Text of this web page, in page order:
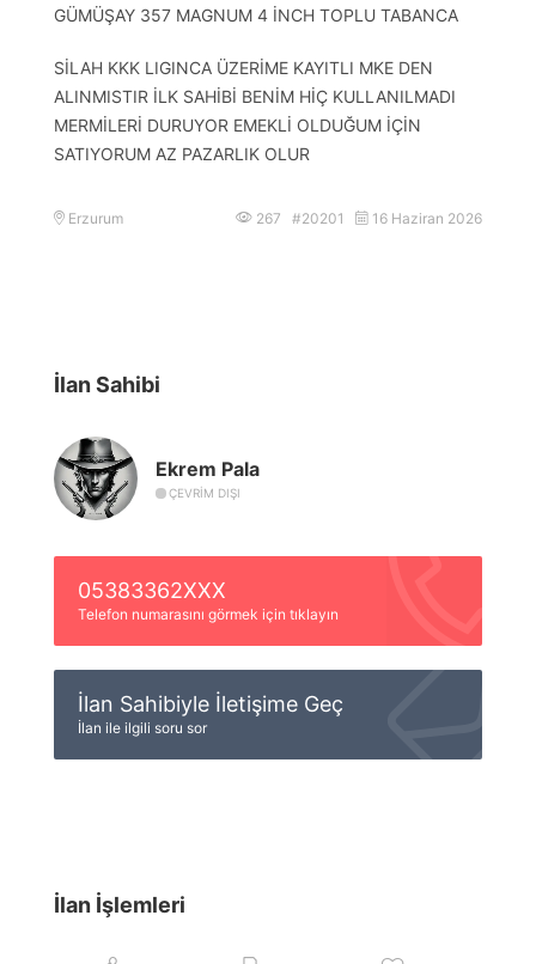
GÜMÜŞAY 357 MAGNUM 4 İNCH TOPLU TABANCA
SİLAH KKK LIGINCA ÜZERİME KAYITLI MKE DEN
ALINMISTIR İLK SAHİBİ BENİM HİÇ KULLANILMADI
MERMİLERİ DURUYOR EMEKLİ OLDUĞUM İÇİN
SATIYORUM AZ PAZARLIK OLUR
Erzurum 267 #20201 16 Haziran 2026
İlan Sahibi
Ekrem Pala
ÇEVRIM DIŞI
05383362XXX
Telefon numarasını görmek için tıklayın
İlan Sahibiyle İletişime Geç
İlan ile ilgili soru sor
İlan İşlemleri